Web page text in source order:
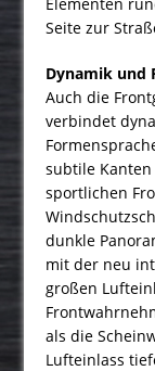
Seite zur
Dynamik und
Auch die
verbindet
subtile
sportlichen
dunkle
mit der neu
großen
als die
Lufteinlass